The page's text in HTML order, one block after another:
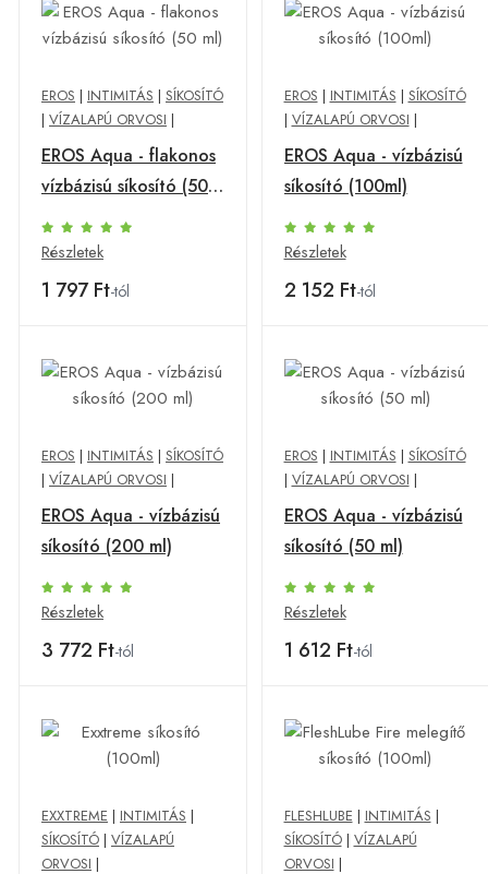
EROS | INTIMITÁS | SÍKOSÍTÓ
| VÍZALAPÚ ORVOSI |
EROS Aqua - flakonos
vízbázisú síkosító (50
ml)
Részletek
1 797 Ft-tól
EROS | INTIMITÁS | SÍKOSÍTÓ
| VÍZALAPÚ ORVOSI |
EROS Aqua - vízbázisú
síkosító (100ml)
Részletek
2 152 Ft-tól
EROS | INTIMITÁS | SÍKOSÍTÓ
| VÍZALAPÚ ORVOSI |
EROS Aqua - vízbázisú
síkosító (200 ml)
Részletek
3 772 Ft-tól
EROS | INTIMITÁS | SÍKOSÍTÓ
| VÍZALAPÚ ORVOSI |
EROS Aqua - vízbázisú
síkosító (50 ml)
Részletek
1 612 Ft-tól
EXXTREME | INTIMITÁS |
SÍKOSÍTÓ | VÍZALAPÚ
ORVOSI |
FLESHLUBE | INTIMITÁS |
SÍKOSÍTÓ| VÍZALAPÚ
ORVOSI |